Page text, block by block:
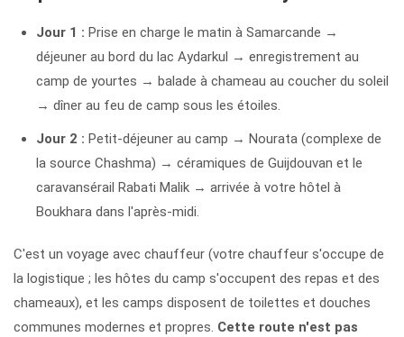
Jour 1 : Prise en charge le matin à Samarcande →
déjeuner au bord du lac Aydarkul → enregistrement au
camp de yourtes → balade à chameau au coucher du soleil
→ dîner au feu de camp sous les étoiles.
Jour 2 : Petit-déjeuner au camp → Nourata (complexe de
la source Chashma) → céramiques de Guijdouvan et le
caravansérail Rabati Malik → arrivée à votre hôtel à
Boukhara dans l'après-midi.
C'est un voyage avec chauffeur (votre chauffeur s'occupe de
la logistique ; les hôtes du camp s'occupent des repas et des
chameaux), et les camps disposent de toilettes et douches
communes modernes et propres. Cette route n'est pas